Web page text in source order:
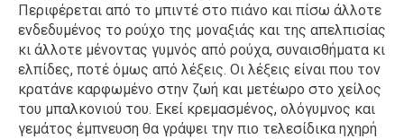
Περιφέρεται από το μπιντέ στο πιάνο και πίσω άλλοτε
ενδεδυμένος το ρούχο της μοναξιάς και της απελπισίας
κι άλλοτε μένοντας γυμνός από ρούχα, συναισθήματα κι
ελπίδες, ποτέ όμως από λέξεις. Οι λέξεις είναι που τον
κρατάνε καρφωμένο στην ζωή και μετέωρο στο χείλος
του μπαλκονιού του. Εκεί κρεμασμένος, ολόγυμνος και
γεμάτος έμπνευση θα γράψει την πιο τελεσίδικα ηχηρή